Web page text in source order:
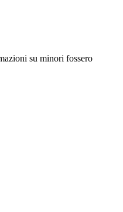
su minori fossero